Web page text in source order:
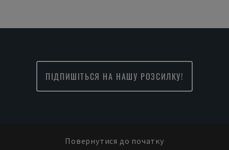
ПІДПИШІТЬСЯ НА НАШУ РОЗСИЛКУ!
Повернутися до початку